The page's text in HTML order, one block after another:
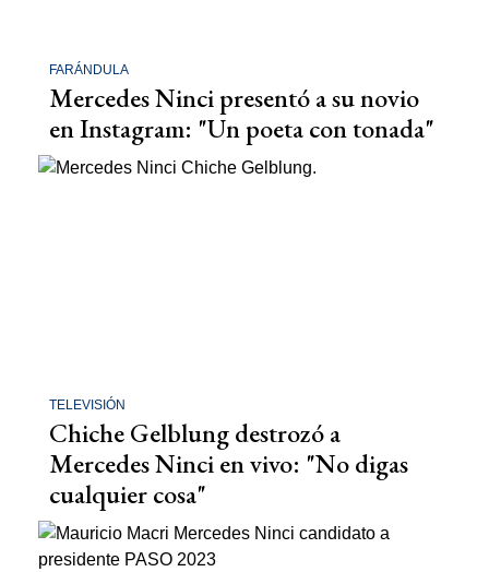
FARÁNDULA
Mercedes Ninci presentó a su novio
en Instagram: "Un poeta con tonada"
TELEVISIÓN
Chiche Gelblung destrozó a
Mercedes Ninci en vivo: "No digas
cualquier cosa"